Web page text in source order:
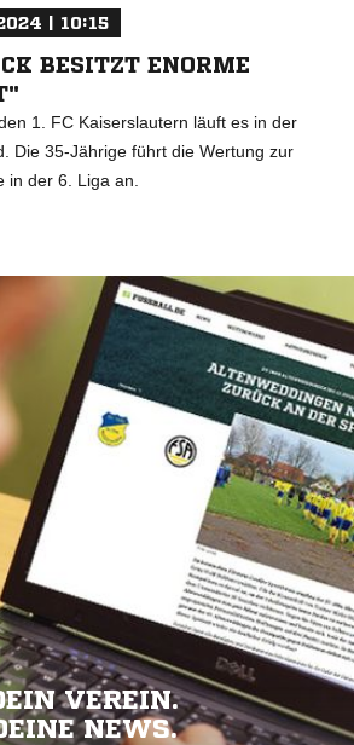
| 10:15
BESITZT ENORME S
1. FC Kaiserslautern läuft es in der
Die 35-Jährige führt die Wertung zur
in der 6. Liga an.
VEREIN.
NEWS.